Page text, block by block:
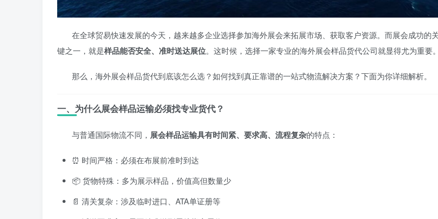
在全球贸易快速发展的今天，越来越多企业选择参加海外展会来拓展市场、获取客户资源。而展会成功的
键之一，就是样品能否安全、准时送达展位。这时候，选择一家专业的海外展会样品货代公司就显得尤为重要
那么，海外展会样品货代到底该怎么选？如何找到真正靠谱的一站式物流解决方案？下面为你详细解析。
一、为什么展会样品运输必须找专业货代？
与普通国际物流不同， 展会样品运输具有时间紧、要求高、流程复杂的特点：
⏰ 时间严格：必须在布展前准时到达
📦 货物特殊：多为展示样品，价值高但数量少
📄 清关复杂：涉及临时进口、ATA单证册等